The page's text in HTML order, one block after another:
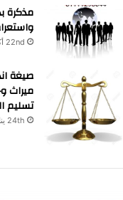
مذكرة
22nd أكتوبر 2022
صيغة
ميراث
تسليم
24th يناير 2022